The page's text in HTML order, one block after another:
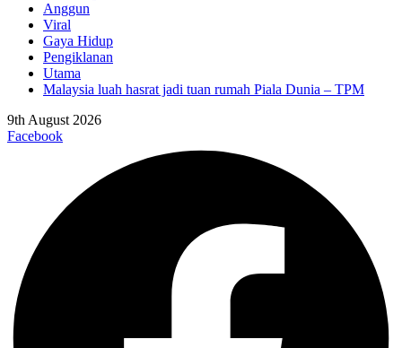
Anggun
Viral
Gaya Hidup
Pengiklanan
Utama
Malaysia luah hasrat jadi tuan rumah Piala Dunia – TPM
9th August 2026
Facebook